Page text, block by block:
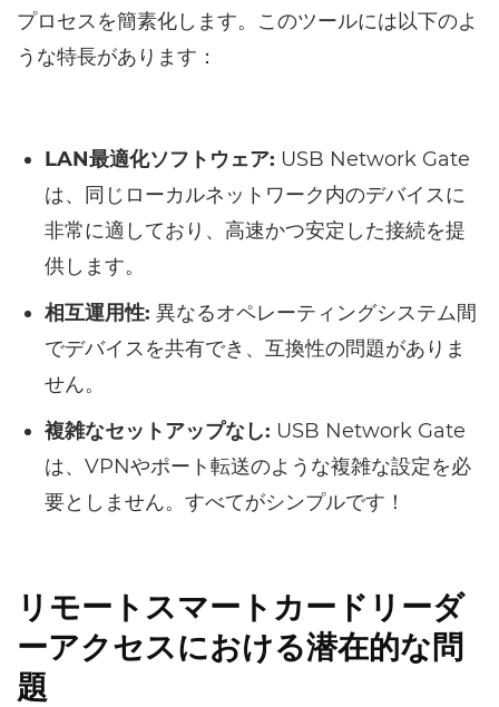
プロセスを簡素化します。このツールには以下のよ
うな特長があります：
LAN最適化ソフトウェア: USB Network Gate
は、同じローカルネットワーク内のデバイスに
非常に適しており、高速かつ安定した接続を提
供します。
相互運用性: 異なるオペレーティングシステム間
でデバイスを共有でき、互換性の問題がありま
せん。
複雑なセットアップなし: USB Network Gate
は、VPNやポート転送のような複雑な設定を必
要としません。すべてがシンプルです！
リモートスマートカードリーダ
ーアクセスにおける潜在的な問
題